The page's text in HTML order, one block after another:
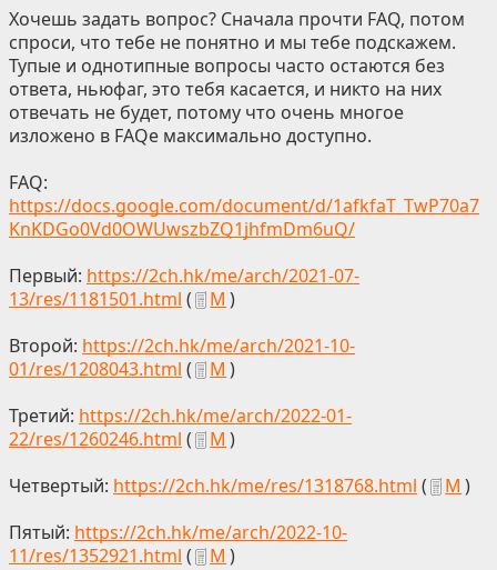
Хочешь задать вопрос? Сначала прочти FAQ, потом
спроси, что тебе не понятно и мы тебе подскажем.
Тупые и однотипные вопросы часто остаются без
ответа, ньюфаг, это тебя касается, и никто на них
отвечать не будет, потому что очень многое
изложено в FAQе максимально доступно.
FAQ:
https://docs.google.com/document/d/1afkfaT_TwP70a7
KnKDGo0Vd0OWUwszbZQ1jhfmDm6uQ/
Первый: https://2ch.hk/me/arch/2021-07-
13/res/1181501.html ( М )
Второй: https://2ch.hk/me/arch/2021-10-
01/res/1208043.html ( М )
Третий: https://2ch.hk/me/arch/2022-01-
22/res/1260246.html ( М )
Четвертый: https://2ch.hk/me/res/1318768.html ( М )
Пятый: https://2ch.hk/me/arch/2022-10-
11/res/1352921.html ( М )